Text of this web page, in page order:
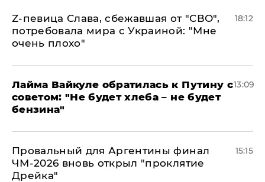
Z-певица Слава, сбежавшая от "СВО",
потребовала мира с Украиной: "Мне
очень плохо"
18:12
Лайма Вайкуле обратилась к Путину с
советом: "Не будет хлеба – не будет
бензина"
13:09
Провальный для Аргентины финал
ЧМ-2026 вновь открыл "проклятие
Дрейка"
15:15